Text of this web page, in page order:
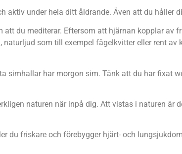
under hela ditt åldrande. Även att du håller
du mediterar. Eftersom att hjärnan kopplar av
som till exempel fågelkvitter eller rent
simhallar har morgon sim. Tänk att du har fixat
naturen när inpå dig. Att vistas i naturen är
du friskare och förebygger hjärt- och